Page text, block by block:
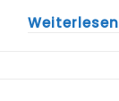
Weiterlesen